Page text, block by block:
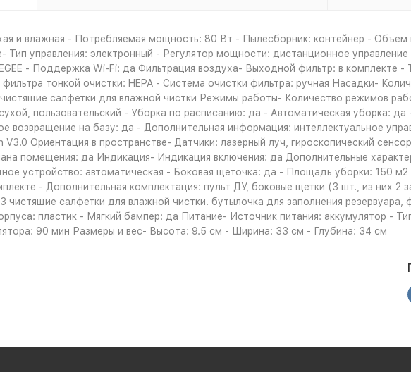
и влажная - Потребляемая мощность: 80 Вт - Пылесборник: контейнер -
управления: электронный - Регулятор мощности: дистанционное
- Поддержка Wi-Fi: да Фильтрация воздуха- Выходной фильтр: в комплекте -
тонкой очистки: HEPA - Система очистки фильтра: ручная Насадки-
салфетки для влажной чистки Режимы работы- Количество режимов
пользовательский - Уборка по расписанию: да - Автоматическая уборка:
возвращение на базу: да - Дополнительная информация: интеллектуальное
Ориентация в пространстве- Датчики: лазерный луч, гироскопический
помещения: да Индикация- Индикация включения: да Дополнительные
устройство: автоматическая - Боковая щеточка: да - Площадь уборки: 150
- Дополнительная комплектация: пульт ДУ, боковые щетки (3 шт., из них 2
чистящие салфетки для влажной чистки. бутылочка для заполнения
пластик - Мягкий бампер: да Питание- Источник питания: аккумулятор -
90 мин Размеры и вес- Высота: 9.5 см - Ширина: 33 см - Глубина: 34 см